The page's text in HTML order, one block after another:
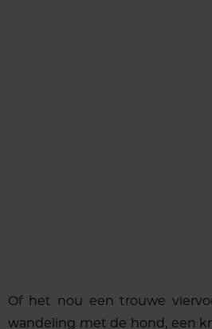
Of het nou een trouwe
wandeling met de hond, een